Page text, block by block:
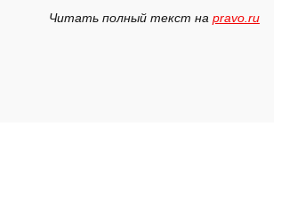
Читать полный текст на pravo.ru